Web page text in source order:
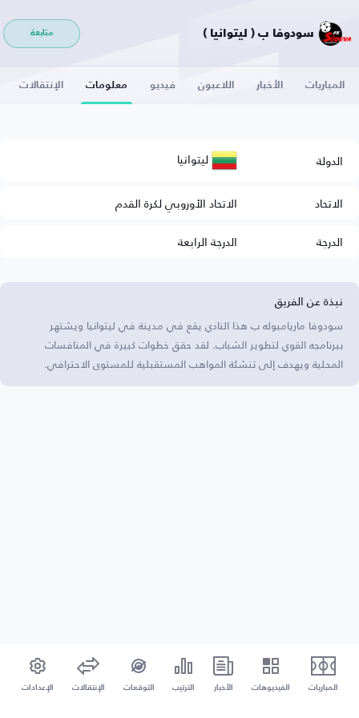
سودوفا ب ( ليتوانيا ) متابعة
المباريات الأخبار اللاعبون فيديو معلومات الإنتقالات
الدولة ليتوانيا
الاتحاد
الاتحاد الأوروبي لكرة القدم
الدرجة
الدرجة الرابعة
نبذة عن الفريق
سودوفا ماريامبوله ب هذا النادي يقع في مدينة في ليتوانيا ويشتهر
ببرنامجه القوي لتطوير الشباب. لقد حقق خطوات كبيرة في المنافسات
المحلية ويهدف إلى تنشئة المواهب المستقبلية للمستوى الاحترافي.
المباريات الفيديوهات الأخبار الترتيب التوقعات الإنتقالات الإعدادات